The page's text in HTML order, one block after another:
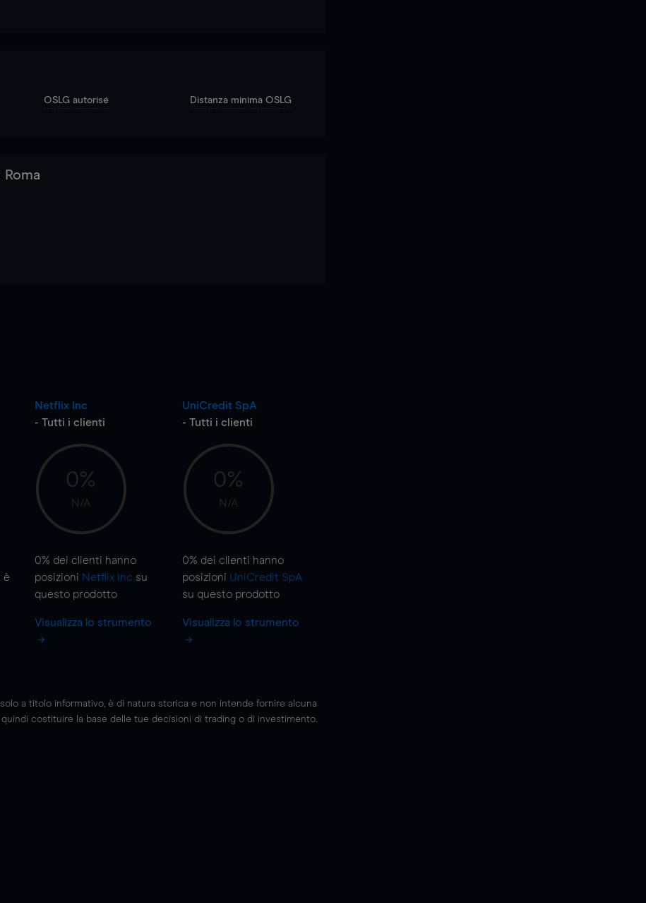
OSLG autorisé Distanza minima OSLG
è
Netflix Inc
- Tutti i clienti
0%
N/A
0% dei clienti hanno
posizioni Netflix Inc su
questo prodotto
Visualizza lo strumento
UniCredit SpA
- Tutti i clienti
0%
N/A
0% dei clienti hanno
posizioni UniCredit SpA
su questo prodotto
Visualizza lo strumento
a titolo informativo, è di natura storica e non intende fornire alcuna
costituire la base delle tue decisioni di trading o di investimento.